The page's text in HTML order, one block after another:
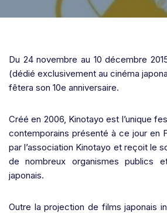
Du 24 novembre au 10 décembre
(dédié exclusivement au cinéma
fêtera son 10e anniversaire.
Créé en 2006, Kinotayo est l’unique
contemporains présenté à ce jour en
par l’association Kinotayo et reçoit le
de nombreux organismes publics
japonais.
Outre la projection de films japonais